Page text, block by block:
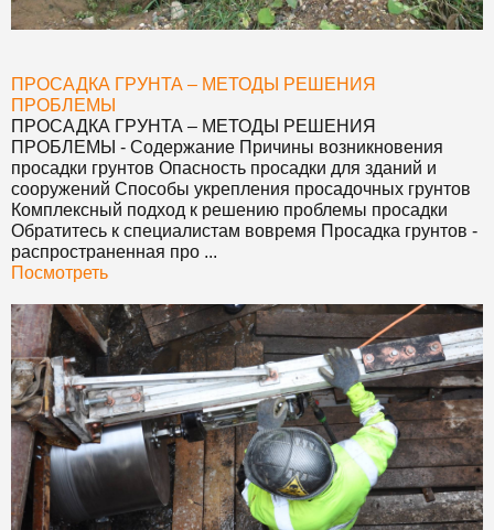
ПРОСАДКА ГРУНТА – МЕТОДЫ РЕШЕНИЯ
ПРОБЛЕМЫ
ПРОСАДКА ГРУНТА – МЕТОДЫ РЕШЕНИЯ
ПРОБЛЕМЫ - Содержание Причины возникновения
просадки грунтов Опасность просадки для зданий и
сооружений Способы укрепления просадочных грунтов
Комплексный подход к решению проблемы просадки
Обратитесь к специалистам вовремя Просадка грунтов -
распространенная про ...
Посмотреть